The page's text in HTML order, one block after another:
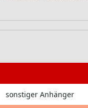
sonstiger Anhänger